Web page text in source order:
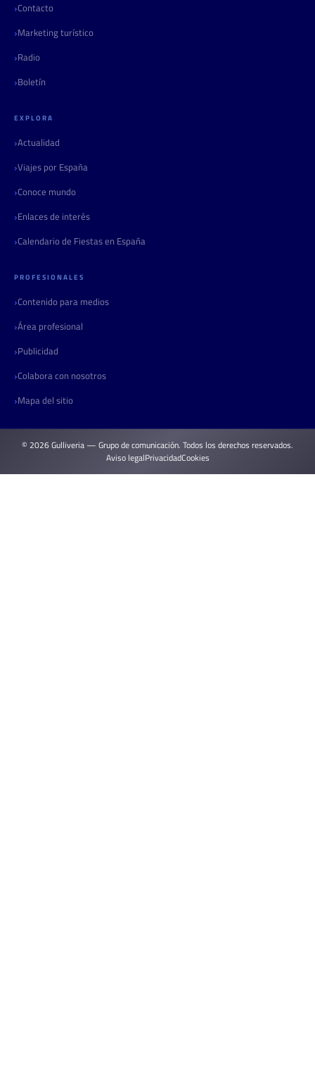
Contacto
Marketing turístico
Radio
Boletín
EXPLORA
Actualidad
Viajes por España
Conoce mundo
Enlaces de interés
Calendario de Fiestas en España
PROFESIONALES
Contenido para medios
Área profesional
Publicidad
Colabora con nosotros
Mapa del sitio
© 2026 Gulliveria — Grupo de comunicación. Todos los derechos reservados.
Aviso legalPrivacidadCookies